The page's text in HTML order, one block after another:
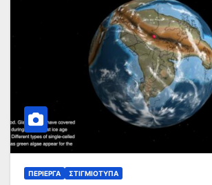
ΠΕΡΊΕΡΓΑ ΣΤΙΓΜΙΌΤΥΠΑ